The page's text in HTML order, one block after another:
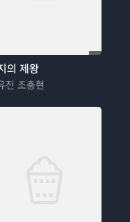
의 제왕
진 조충현